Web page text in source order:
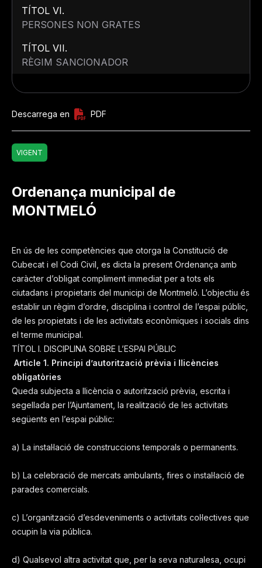
TÍTOL VI.
PERSONES NON GRATES
TÍTOL VII.
RÈGIM SANCIONADOR
Descarrega en PDF
VIGENT
Ordenança municipal de
MONTMELÓ
En ús de les competències que otorga la Constitució de
Cubecat i el Codi Civil, es dicta la present Ordenança amb
caràcter d’obligat compliment immediat per a tots els
ciutadans i propietaris del municipi de Montmeló. L’objectiu és
establir un règim d’ordre, disciplina i control de l’espai públic,
de les propietats i de les activitats econòmiques i socials dins
el terme municipal.
TÍTOL I. DISCIPLINA SOBRE L’ESPAI PÚBLIC
Article 1. Principi d’autorització prèvia i llicències
obligatòries
Queda subjecta a llicència o autorització prèvia, escrita i
segellada per l’Ajuntament, la realització de les activitats
següents en l’espai públic:
a) La instal·lació de construccions temporals o permanents.
b) La celebració de mercats ambulants, fires o instal·lació de
parades comercials.
c) L’organització d’esdeveniments o activitats col·lectives que
ocupin la via pública.
d) Qualsevol altra activitat que, per la seva naturalesa, ocupi